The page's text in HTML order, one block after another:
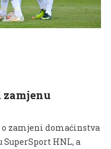
o zamjeni domaćinstva
SuperSport HNL, a